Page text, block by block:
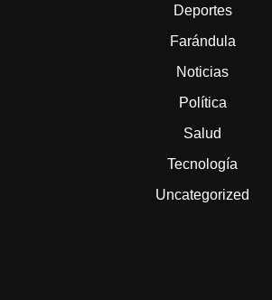
Deportes
Farándula
Noticias
Política
Salud
Tecnología
Uncategorized